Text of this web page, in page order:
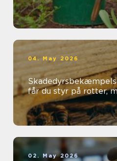
04. May 2026
Skadedyrsbekæmpelse
får du styr på rotter,
02. May 2026